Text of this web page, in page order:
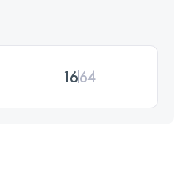
1664